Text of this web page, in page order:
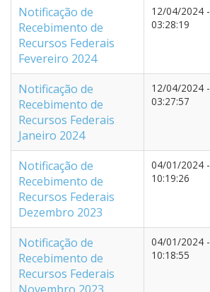
Notificação de
Recebimento de
Recursos Federais
Fevereiro 2024
12/04/2024 -
03:28:19
Notificação de
Recebimento de
Recursos Federais
Janeiro 2024
12/04/2024 -
03:27:57
Notificação de
Recebimento de
Recursos Federais
Dezembro 2023
04/01/2024 -
10:19:26
Notificação de
Recebimento de
Recursos Federais
04/01/2024 -
10:18:55